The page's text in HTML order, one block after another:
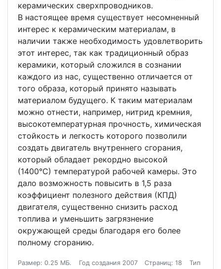
керамических сверхпроводников.
В настоящее время существует несомненный
интерес к керамическим материалам, в
наличии также необходимость удовлетворить
этот интерес, так как традиционный образ
керамики, который сложился в сознании
каждого из нас, существенно отличается от
того образа, который принято называть
материалом будущего. К таким материалам
можно отнести, например, нитрид кремния,
высокотемпературная прочность, химическая
стойкость и легкость которого позволили
создать двигатель внутреннего сгорания,
который обладает рекордно высокой
(1400°С) температурой рабочей камеры. Это
дало возможность повысить в 1,5 раза
коэффициент полезного действия (КПД)
двигателя, существенно снизить расход
топлива и уменьшить загрязнение
окружающей среды благодаря его более
полному сгоранию.
Размер: 0.25 МБ. Год создания 2007 Страниц: 18 Тип